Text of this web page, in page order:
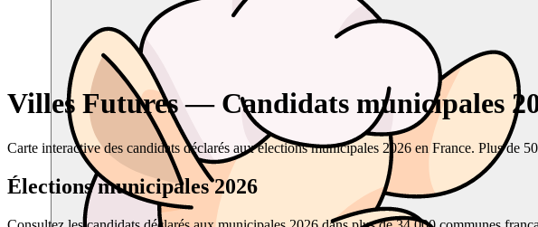
Villes Futures — Candidats municipales
Carte interactive des candidats déclarés aux élections municipales 2026 en France. Plus de
Élections municipales 2026